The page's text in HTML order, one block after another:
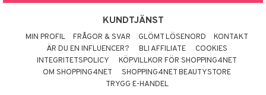
KUNDTJÄNST
MIN PROFIL FRÅGOR & SVAR GLÖMT LÖSENORD
KONTAKT
ÄR DU EN INFLUENCER?
BLI AFFILIATE
COOKIES
INTEGRITETSPOLICY
KÖPVILLKOR FÖR SHOPPING4NET
OM SHOPPING4NET
SHOPPING4NET BEAUTYSTORE
TRYGG E-HANDEL